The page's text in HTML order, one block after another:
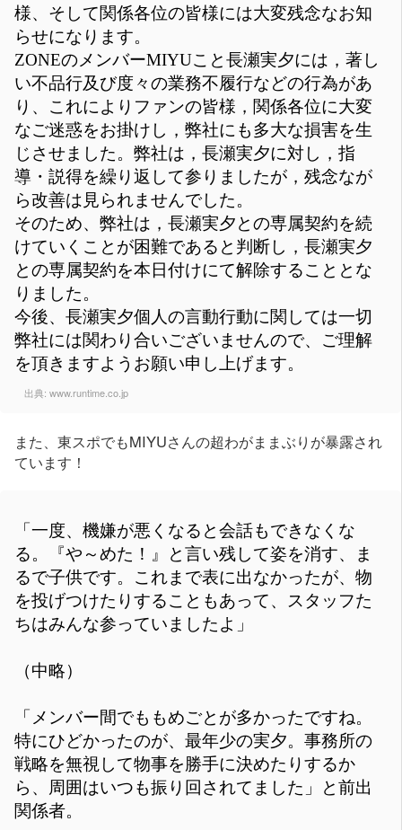
様、そして関係各位の皆様には大変残念なお知
らせになります。
ZONEのメンバーMIYUこと長瀬実夕には，著し
い不品行及び度々の業務不履行などの行為があ
り、これによりファンの皆様，関係各位に大変
なご迷惑をお掛けし，弊社にも多大な損害を生
じさせました。弊社は，長瀬実夕に対し，指
導・説得を繰り返して参りましたが，残念なが
ら改善は見られませんでした。
そのため、弊社は，長瀬実夕との専属契約を続
けていくことが困難であると判断し，長瀬実夕
との専属契約を本日付けにて解除することとな
りました。
今後、長瀬実夕個人の言動行動に関しては一切
弊社には関わり合いございませんので、ご理解
を頂きますようお願い申し上げます。
出典: www.runtime.co.jp
また、東スポでもMIYUさんの超わがままぶりが暴露され
ています！
「一度、機嫌が悪くなると会話もできなくな
る。『や～めた！』と言い残して姿を消す、ま
るで子供です。これまで表に出なかったが、物
を投げつけたりすることもあって、スタッフた
ちはみんな参っていましたよ」
（中略）
「メンバー間でももめごとが多かったですね。
特にひどかったのが、最年少の実夕。事務所の
戦略を無視して物事を勝手に決めたりするか
ら、周囲はいつも振り回されてました」と前出
関係者。